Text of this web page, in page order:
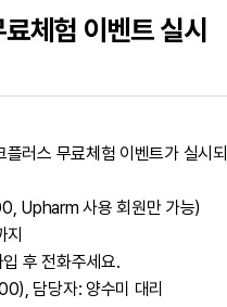
체험 이벤트 실시
러스 무료체험 이벤트가 실시
Upharm 사용 회원만 가능)
지
후 전화주세요.
담당자: 양수미 대리